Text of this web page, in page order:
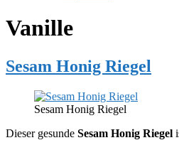
Vanille
Sesam Honig Riegel
Sesam Honig Riegel
Dieser gesunde Sesam Honig Riegel